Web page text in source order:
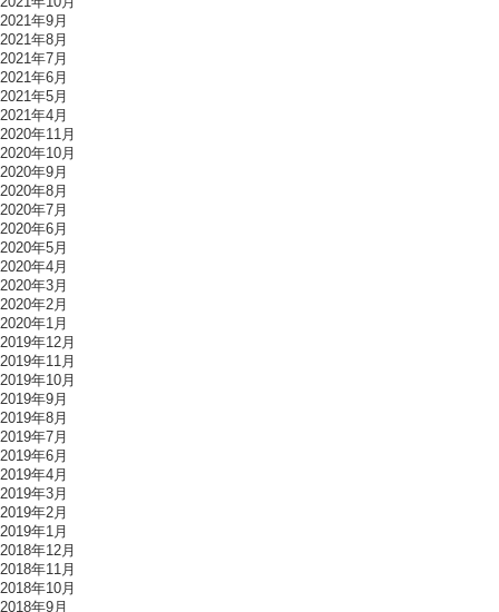
2021年9月
2021年8月
2021年7月
2021年6月
2021年5月
2021年4月
2020年11月
2020年10月
2020年9月
2020年8月
2020年7月
2020年6月
2020年5月
2020年4月
2020年3月
2020年2月
2020年1月
2019年12月
2019年11月
2019年10月
2019年9月
2019年8月
2019年7月
2019年6月
2019年4月
2019年3月
2019年2月
2019年1月
2018年12月
2018年11月
2018年10月
2018年9月